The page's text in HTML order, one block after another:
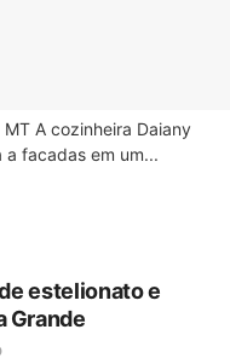
A cozinheira Daiany
a facadas em um...
estelionato e
Grande